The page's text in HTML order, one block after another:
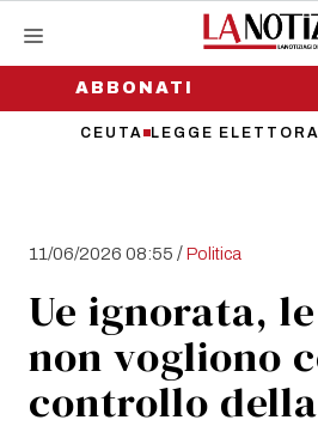
contenutoABBONATI
CEUTA LEGGE
11/06/2026 08:55 /Politica
Ue ignorata,
non vogliono
controllo